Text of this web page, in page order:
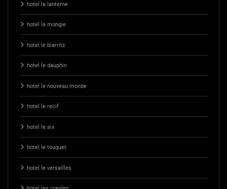
hotel la lanterne
hotel la mongie
hotel le biarritz
hotel le dauphin
hotel le nouveau monde
hotel le recif
hotel le six
hotel le touquet
hotel le versailles